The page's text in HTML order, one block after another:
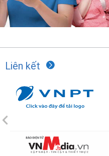
Liên kết
Previous